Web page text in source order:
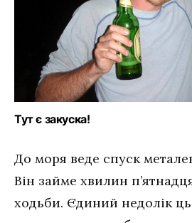
Тут є закуска!
До моря веде спуск
Він займе хвилин
ходьби. Єдиний недолік